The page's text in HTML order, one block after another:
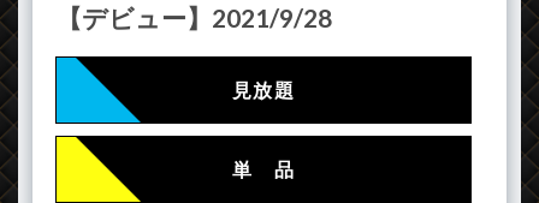
【デビュー】2021/9/28
見放題
単 品